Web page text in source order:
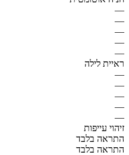
—
—
—
—
—
ראיית לילה
—
—
—
—
—
זיהוי עייפות
התראה בלבד
התראה בלבד